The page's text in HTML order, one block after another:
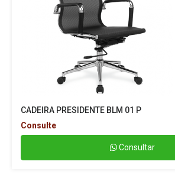
CADEIRA PRESIDENTE BLM 01 P
Consulte
Consultar